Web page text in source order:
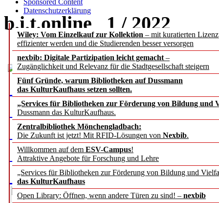
Sponsored Content
Datenschutzerklärung
Wiley: Vom Einzelkauf zur Kollektion – mit kuratierten
effizienter werden und die Studierenden besser versorgen
nexbib: Digitale Partizipation leicht gemacht –
Zugänglichkeit und Relevanz für die Stadtgesellschaft steigern
Fünf Gründe, warum Bibliotheken auf Dussmann
das KulturKaufhaus setzen sollten.
„Services für Bibliotheken zur Förderung von Bildung und
Dussmann das KulturKaufhaus.
Zentralbibliothek Mönchengladbach:
Die Zukunft ist jetzt! Mit RFID-Lösungen von Nexbib.
Willkommen auf dem ESV-Campus!
Attraktive Angebote für Forschung und Lehre
„Services für Bibliotheken zur Förderung von Bildung und
das KulturKaufhaus
Open Library: Öffnen, wenn andere Türen zu sind! – nexbib
b.i.t.online 1 / 2022